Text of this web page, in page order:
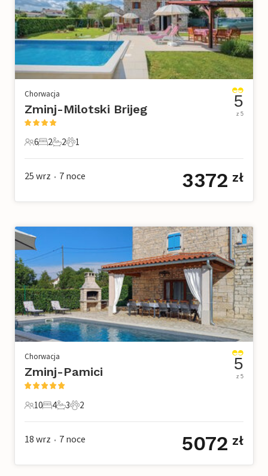
Chorwacja
Zminj-Milotski Brijeg
6 Goście
6
2 Sypialnie
2
2 Łazienki
2
1 Zwierzę domowe
1
5
z 5
25 wrz • 7 noce 3372 zł
Chorwacja
Zminj-Pamici
10 Goście
10
4 Sypialnie
4
3 Łazienki
3
2 Zwierzęta domowe
2
5
z 5
18 wrz • 7 noce 5072 zł